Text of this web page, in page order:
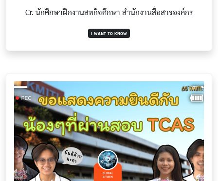
Cr. นักศึกษาฝึกงานสหกิจศึกษา สำนักงานสื่อสารองค์กร
I WANT TO KNOW